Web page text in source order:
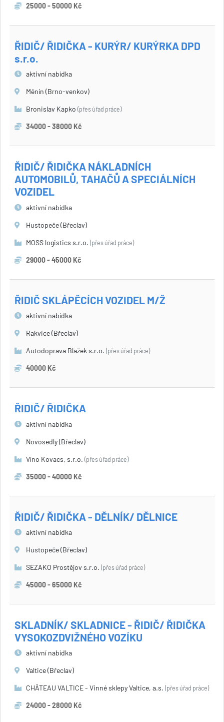
25000 - 50000 Kč
ŘIDIČ/ ŘIDIČKA - KURÝR/ KURÝRKA DPD
s.r.o.
aktivní nabídka
Měnín (Brno-venkov)
Bronislav Kapko (přes úřad práce)
34000 - 38000 Kč
ŘIDIČ/ ŘIDIČKA NÁKLADNÍCH
AUTOMOBILŮ, TAHAČŮ A SPECIÁLNÍCH
VOZIDEL
aktivní nabídka
Hustopeče (Břeclav)
MOSS logistics s.r.o. (přes úřad práce)
29000 - 45000 Kč
ŘIDIČ SKLÁPĚCÍCH VOZIDEL M/Ž
aktivní nabídka
Rakvice (Břeclav)
Autodoprava Blažek s.r.o. (přes úřad práce)
40000 Kč
ŘIDIČ/ ŘIDIČKA
aktivní nabídka
Novosedly (Břeclav)
Víno Kovacs, s.r.o. (přes úřad práce)
35000 - 40000 Kč
ŘIDIČ/ ŘIDIČKA - DĚLNÍK/ DĚLNICE
aktivní nabídka
Hustopeče (Břeclav)
SEZAKO Prostějov s.r.o. (přes úřad práce)
45000 - 65000 Kč
SKLADNÍK/ SKLADNICE - ŘIDIČ/ ŘIDIČKA
VYSOKOZDVIŽNÉHO VOZÍKU
aktivní nabídka
Valtice (Břeclav)
CHÂTEAU VALTICE - Vinné sklepy Valtice, a.s. (přes úřad práce)
24000 - 28000 Kč